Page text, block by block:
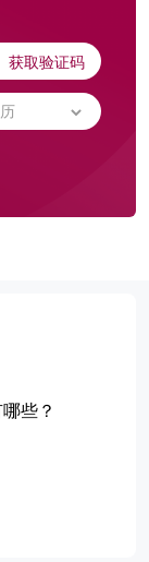
获取验证码
些？